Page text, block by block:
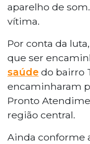
aparelho de
vítima.
Por conta da
que ser
saúde do bairro
encaminharam
Pronto
região central.
Ainda conforme